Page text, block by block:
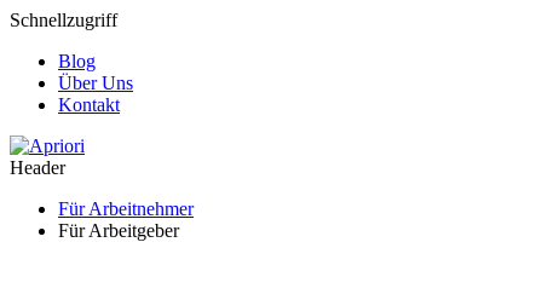
Schnellzugriff
Blog
Über Uns
Kontakt
Header
Für Arbeitnehmer
Für Arbeitgeber